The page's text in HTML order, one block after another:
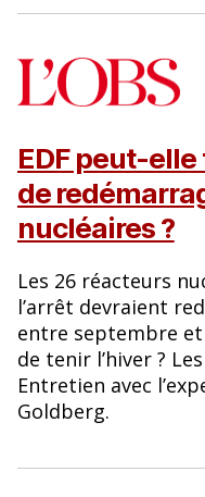
EDF peut-
de
nucléaires ?
Les 26 réacteurs
l’arrêt devraient
entre septembre
de tenir l’hiver ?
Entretien avec
Goldberg.